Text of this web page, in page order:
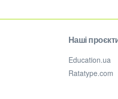
Наші
Education.ua
Ratatype.com